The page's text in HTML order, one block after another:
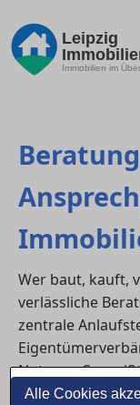
Alle Cookies
Leipzig
Immobilien im
Wer baut, kauft,
verlässliche
zentrale
Notaren. So
wenn